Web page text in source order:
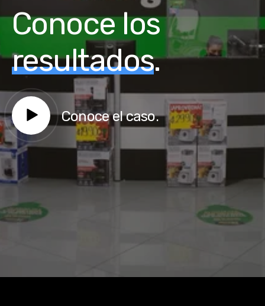
Conoce los
resultados.
Conoce el caso.